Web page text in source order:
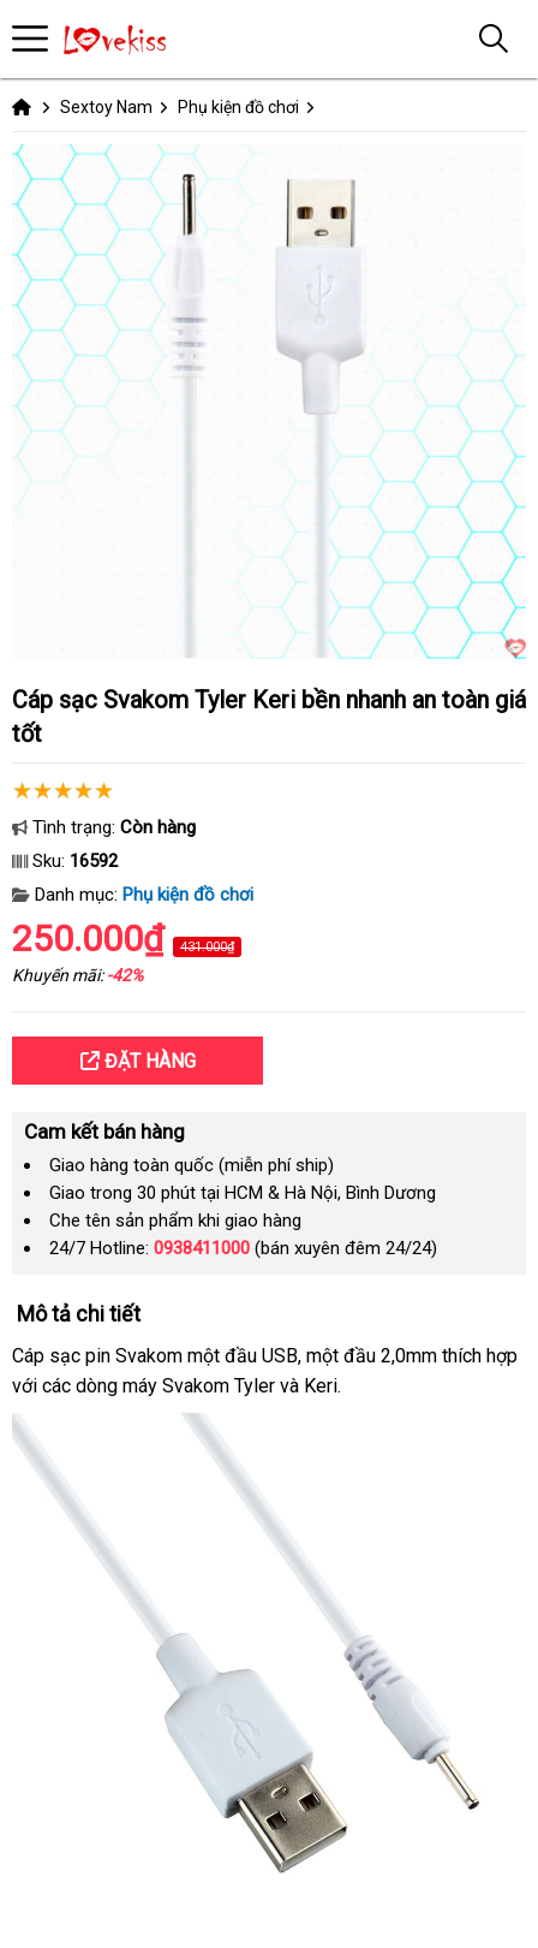
Sextoy Nam Phụ kiện đồ chơi
Cáp sạc Svakom Tyler Keri bền nhanh an toàn giá
tốt
Tình trạng: Còn hàng
Sku: 16592
Danh mục: Phụ kiện đồ chơi
250.000₫ 431.000₫
Khuyến mãi:-42%
ĐẶT HÀNG
Cam kết bán hàng
Giao hàng toàn quốc (miễn phí ship)
Giao trong 30 phút tại HCM & Hà Nội, Bình Dương
Che tên sản phẩm khi giao hàng
24/7 Hotline: 0938411000 (bán xuyên đêm 24/24)
Mô tả chi tiết
Cáp sạc pin Svakom một đầu USBphản
hồi
, một đầu 2,0mm thích hợp
với dễ
các dòng máy Svakom Tyler và Keri.